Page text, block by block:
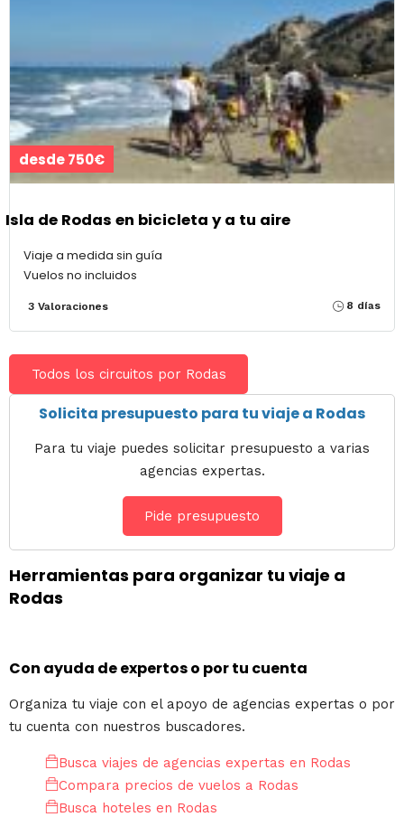
desde 750€
Isla de Rodas en bicicleta y a tu aire
Viaje a medida sin guía
Vuelos no incluidos
3 Valoraciones 8 días
Todos los circuitos por Rodas
Solicita presupuesto para tu viaje a Rodas
Para tu viaje puedes solicitar presupuesto a varias
agencias expertas.
Pide presupuesto
Herramientas para organizar tu viaje a
Rodas
Con ayuda de expertos o por tu cuenta
Organiza tu viaje con el apoyo de agencias expertas o por
tu cuenta con nuestros buscadores.
Busca viajes de agencias expertas en Rodas
Compara precios de vuelos a Rodas
Busca hoteles en Rodas